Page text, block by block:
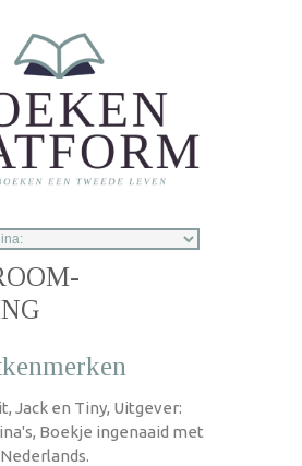
Jack en Tiny, Uitgever:
Boekje ingenaaid met